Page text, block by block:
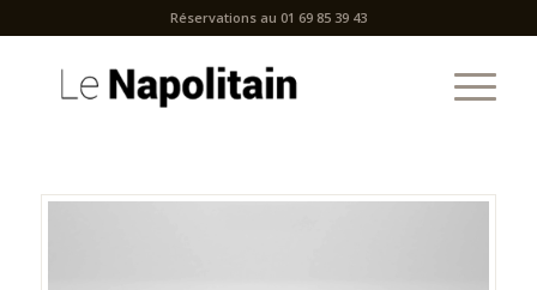
Réservations au 01 69 85 39 43